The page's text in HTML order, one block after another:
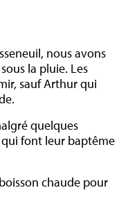
nous avons
la pluie. Les
sauf Arthur qui
quelques
font leur baptême
chaude pour